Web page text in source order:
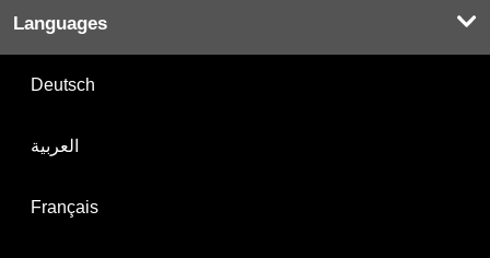
Languages
Deutsch
العربية
Français